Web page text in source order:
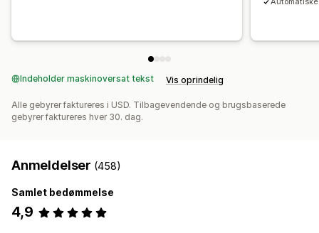
Indeholder maskinoversat tekst Vis oprindelig
Alle gebyrer faktureres i USD. Tilbagevendende og brugsbaserede
gebyrer faktureres hver 30. dag.
Anmeldelser (458)
Samlet bedømmelse
4,9